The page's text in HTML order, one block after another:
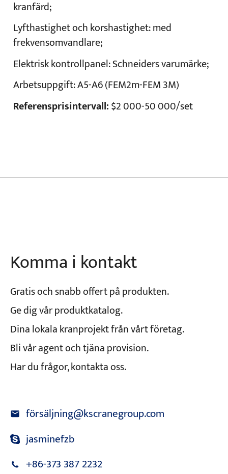
kranfärd;
Lyfthastighet och korshastighet:med
frekvensomvandlare;
Elektrisk kontrollpanel:Schneiders varumärke;
Arbetsuppgift:A5-A6 (FEM2m-FEM 3M)
Referensprisintervall:$2 000-50 000/set
Komma i kontakt
Gratis och snabb offert på produkten.
Ge dig vår produktkatalog.
Dina lokala kranprojekt från vårt företag.
Bli vår agent och tjäna provision.
Har du frågor, kontakta oss.
försäljning@kscranegroup.com
jasminefzb
+86-373 387 2232